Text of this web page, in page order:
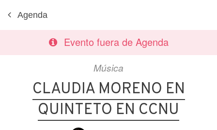
Agenda
Evento fuera de Agenda
Música
CLAUDIA MORENO EN
QUINTETO EN CCNU